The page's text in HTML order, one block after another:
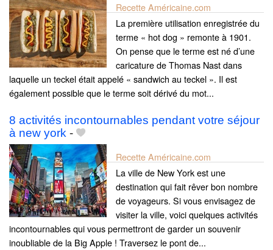
Recette Américaine.com
La première utilisation enregistrée du
terme « hot dog » remonte à 1901.
On pense que le terme est né d’une
caricature de Thomas Nast dans
laquelle un teckel était appelé « sandwich au teckel ». Il est
également possible que le terme soit dérivé du mot...
8 activités incontournables pendant votre séjour
à new york -
Recette Américaine.com
La ville de New York est une
destination qui fait rêver bon nombre
de voyageurs. Si vous envisagez de
visiter la ville, voici quelques activités
incontournables qui vous permettront de garder un souvenir
inoubliable de la Big Apple ! Traversez le pont de...